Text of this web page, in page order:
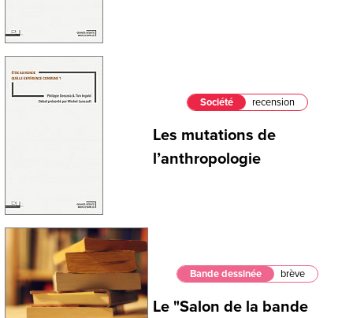
Société recension
Les mutations de
l’anthropologie
Bande dessinée brève
Le "Salon de la bande